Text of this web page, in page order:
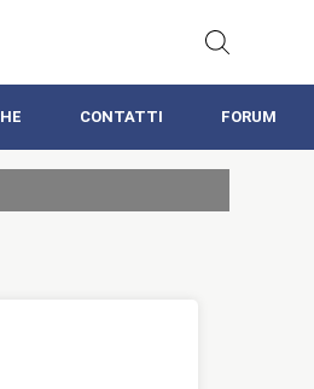
CONTATTI FORUM